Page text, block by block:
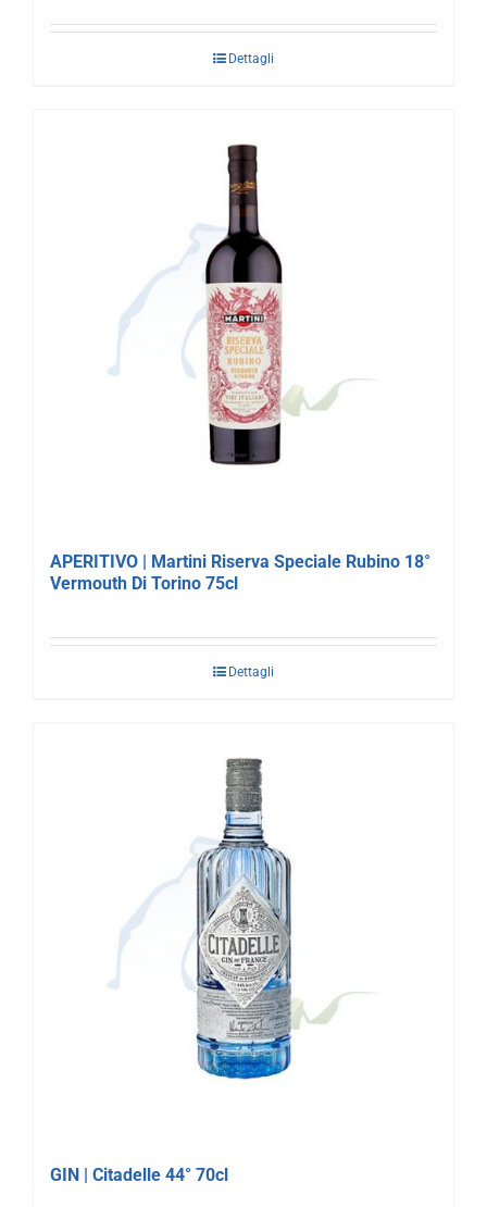
Dettagli
APERITIVO | Martini Riserva Speciale Rubino 18°
Vermouth Di Torino 75cl
Dettagli
GIN | Citadelle 44° 70cl